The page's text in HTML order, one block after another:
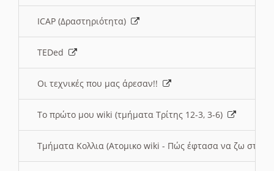
ICAP (Δραστηριότητα)
TEDed
Οι τεχνικές που μας άρεσαν!!
Το πρώτο μου wiki (τμήματα Τρίτης 12-3, 3-6)
Τμήματα Κολλια (Ατομικο wiki - Πώς έφτασα να ζω στην